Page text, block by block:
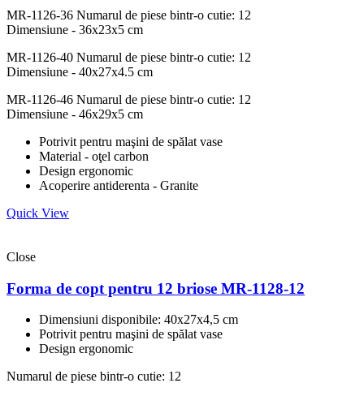
MR-1126-36 Numarul de piese bintr-o cutie: 12
Dimensiune - 36x23x5 cm
MR-1126-40 Numarul de piese bintr-o cutie: 12
Dimensiune - 40x27x4.5 cm
MR-1126-46 Numarul de piese bintr-o cutie: 12
Dimensiune - 46x29x5 cm
Potrivit pentru maşini de spălat vase
Material - oţel carbon
Design ergonomic
Acoperire antiderenta - Granite
Quick View
Close
Forma de copt pentru 12 briose MR-1128-12
Dimensiuni disponibile: 40x27x4,5 cm
Potrivit pentru maşini de spălat vase
Design ergonomic
Numarul de piese bintr-o cutie: 12